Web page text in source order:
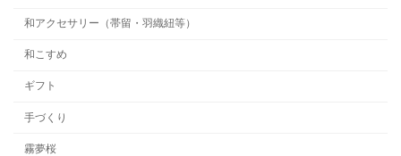
和アクセサリー（帯留・羽織紐等）
和こすめ
ギフト
手づくり
霧夢桜